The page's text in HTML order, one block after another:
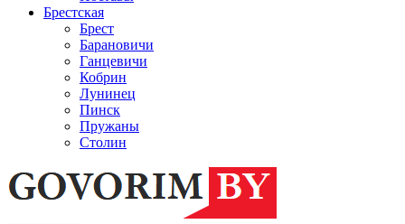
Брестская
Брест
Барановичи
Ганцевичи
Кобрин
Лунинец
Пинск
Пружаны
Столин